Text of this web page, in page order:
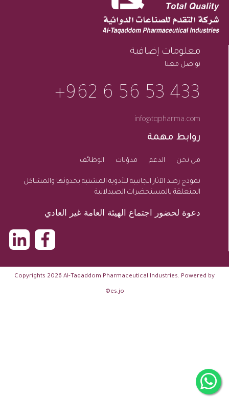
معلومات إضافية
تواصل معنا
433 53 56 6 962+
info@tqpharma.com
روابط مهمة
من نحن الدعم مدوّنات الوظائف
نموذج رصد الآثار الجانبية للأدوية المشتبه بحدوثها والمشاكل
المتعلقة بالمستحضرات الصيدلانية
دعوة لحضور اجتماع الهيئة العامة غير العادي
Copyrights 2026 Al-Taqaddom Pharmaceutical Industries. Powered by
es.jo
©